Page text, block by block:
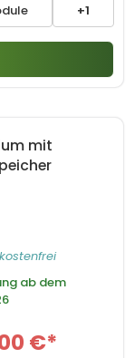
+1
mit
ab dem
€*